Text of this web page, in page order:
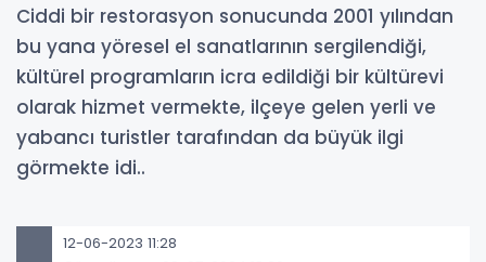
Ciddi bir restorasyon sonucunda 2001 yılından
bu yana yöresel el sanatlarının sergilendiği,
kültürel programların icra edildiği bir kültürevi
olarak hizmet vermekte, ilçeye gelen yerli ve
yabancı turistler tarafından da büyük ilgi
görmekte idi..
12-06-2023 11:28